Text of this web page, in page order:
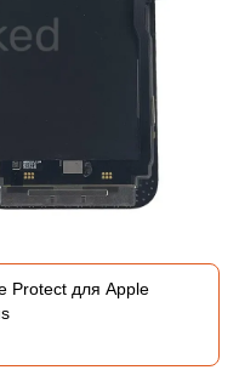
Protect для Apple